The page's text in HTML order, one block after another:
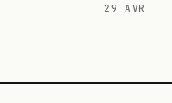
29 AVR